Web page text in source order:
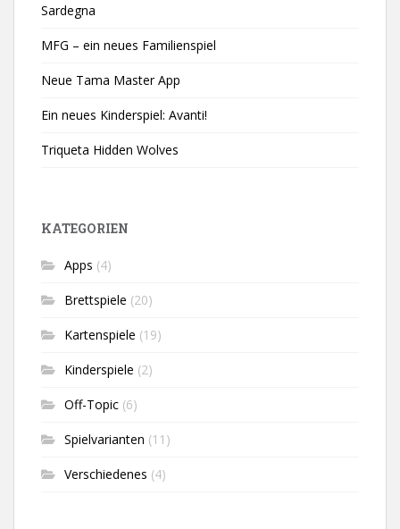
Sardegna
MFG – ein neues Familienspiel
Neue Tama Master App
Ein neues Kinderspiel: Avanti!
Triqueta Hidden Wolves
KATEGORIEN
Apps (4)
Brettspiele (20)
Kartenspiele (19)
Kinderspiele (2)
Off-Topic (6)
Spielvarianten (11)
Verschiedenes (4)